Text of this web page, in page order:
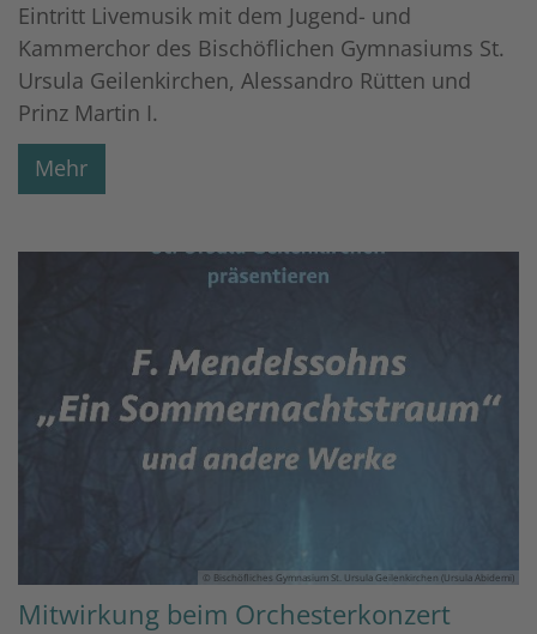
Eintritt Livemusik mit dem Jugend- und
Kammerchor des Bischöflichen Gymnasiums St.
Ursula Geilenkirchen, Alessandro Rütten und
Prinz Martin I.
Mehr
© Bischöfliches Gymnasium St. Ursula Geilenkirchen (Ursula Abidemi)
Mitwirkung beim Orchesterkonzert